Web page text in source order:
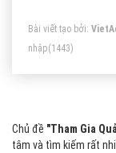
Bài viết tạo bởi:
nhập(1443)
Chủ đề "Tham Gia
tâm và tìm kiếm rất